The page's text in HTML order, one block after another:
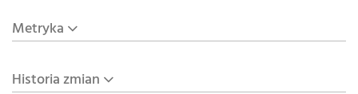
Metryka
Historia zmian